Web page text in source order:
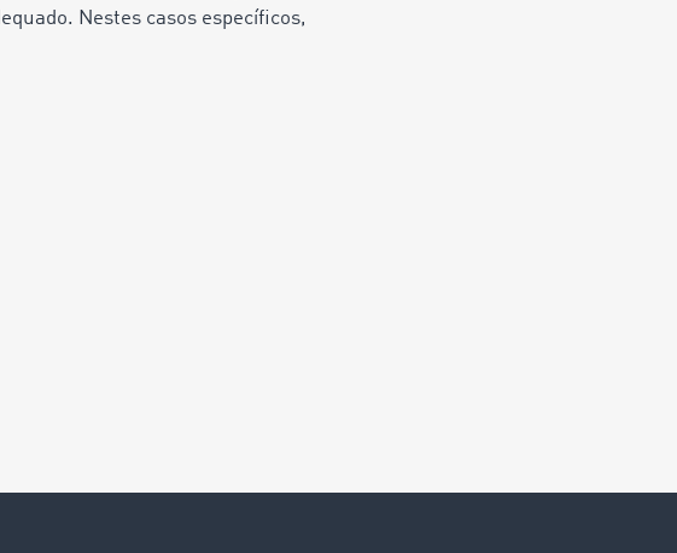
Nestes casos específicos,